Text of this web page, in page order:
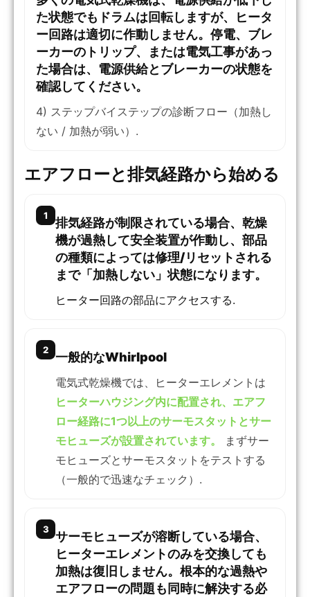
た状態でもドラムは回転しますが、ヒータ
ー回路は適切に作動しません。停電、ブレ
ーカーのトリップ、または電気工事があっ
た場合は、電源供給とブレーカーの状態を
確認してください。
4) ステップバイステップの診断フロー（加熱し
ない / 加熱が弱い）.
エアフローと排気経路から始める
1
排気経路が制限されている場合、乾燥
機が過熱して安全装置が作動し、部品
の種類によっては修理/リセットされる
まで「加熱しない」状態になります。
ヒーター回路の部品にアクセスする.
2 一般的なWhirlpool
電気式乾燥機では、ヒーターエレメントは
ヒーターハウジング内に配置され、エアフ
ロー経路に1つ以上のサーモスタットとサー
モヒューズが設置されています。
まずサー
モヒューズとサーモスタットをテストする
（一般的で迅速なチェック）.
3
サーモヒューズが溶断している場合、
ヒーターエレメントのみを交換しても
加熱は復旧しません。根本的な過熱や
エアフローの問題も同時に解決する必